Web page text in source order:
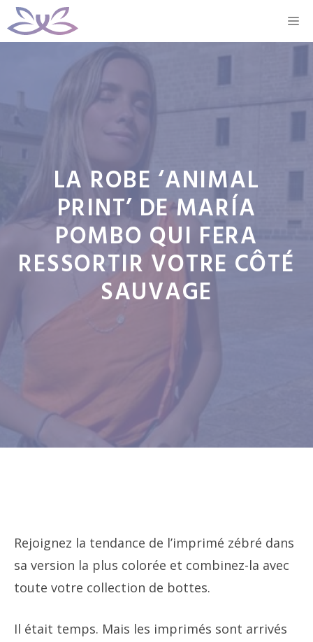
Aller
au
LA ROBE ‘ANIMAL
PRINT’ DE MARÍA
POMBO QUI FERA
RESSORTIR VOTRE CÔTÉ
SAUVAGE
Rejoignez la tendance de l’imprimé zébré dans
sa version la plus colorée et combinez-la avec
toute votre collection de bottes.
Il était temps. Mais les imprimés sont arrivés